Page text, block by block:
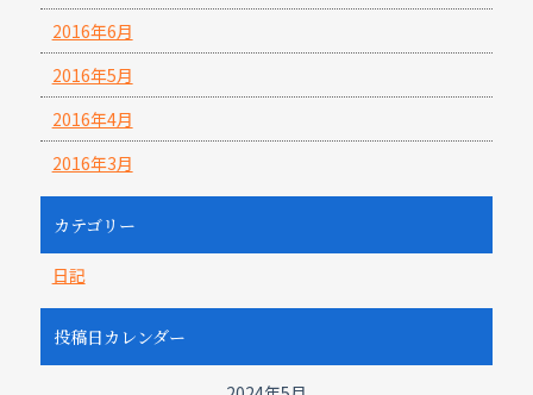
2016年6月
2016年5月
2016年4月
2016年3月
カテゴリー
日記
投稿日カレンダー